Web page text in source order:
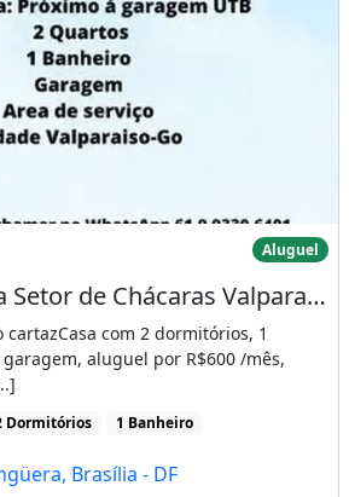
Setor de Chácaras Valparaíso
Aluguel
Aluguel de Casa Setor de Chácaras Valparaíso Go
cartazCasa com 2 dormitórios, 1
aluguel por R$600 /mês,
Dormitórios 1 Banheiro
Brasília - DF